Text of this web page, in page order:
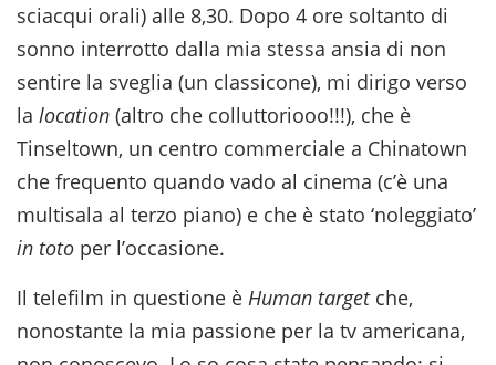
sciacqui orali) alle 8,30. Dopo 4 ore soltanto di
sonno interrotto dalla mia stessa ansia di non
sentire la sveglia (un classicone), mi dirigo verso
la location (altro che colluttoriooo!!!), che è
Tinseltown, un centro commerciale a Chinatown
che frequento quando vado al cinema (c’è una
multisala al terzo piano) e che è stato ‘noleggiato’
in toto per l’occasione.
Il telefilm in questione è Human targetche,
nonostante la mia passione per la tv americana,